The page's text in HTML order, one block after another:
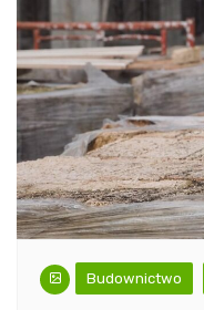
Budownictwo